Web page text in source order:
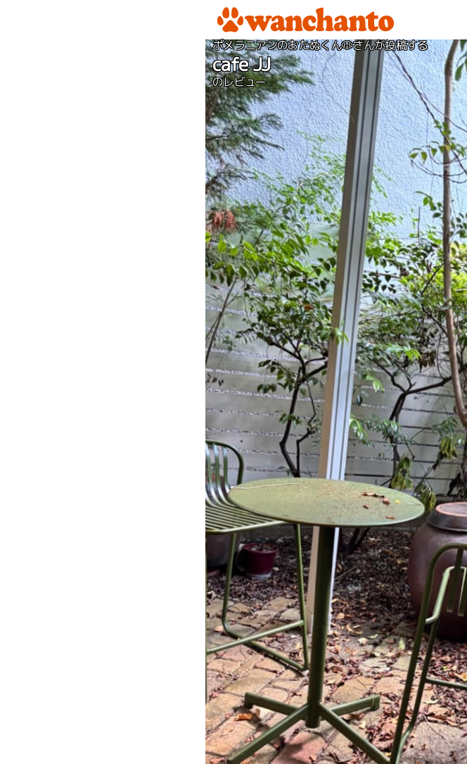
ポメラニアンのおたぬくん🐶さんが投稿する
cafe JJ
のレビュー